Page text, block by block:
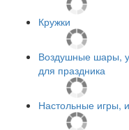
Кружки
Воздушные шары,
для праздника
Настольные игры,